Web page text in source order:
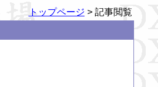
トップページ > 記事閲覧